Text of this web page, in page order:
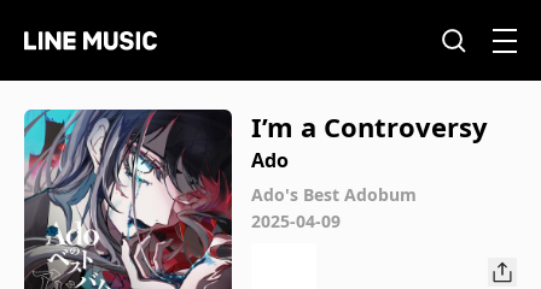
I’m a Controversy
Ado
Ado's Best Adobum
2025-04-09